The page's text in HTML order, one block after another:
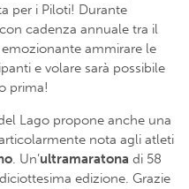
per i Piloti! Durante
cadenza annuale tra il
emozionante ammirare le
e volare sarà possibile
prima!
Lago propone anche una
nota agli atleti
. Un’ultramaratona di 58
edizione. Grazie